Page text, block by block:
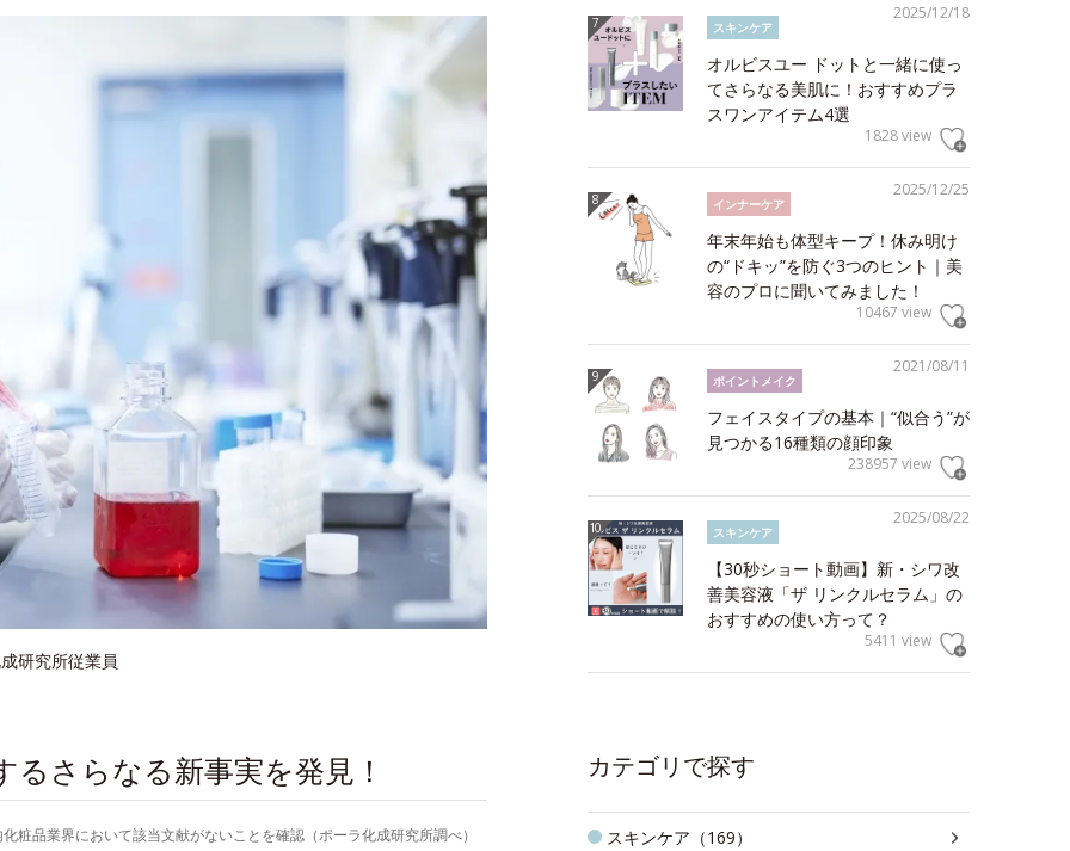
研究所従業員
さらなる新事実を発見！
品業界において該当文献がないことを確認（ポーラ化成研究所調べ）
2025/12/18
スキンケア
オルビスユー ドットと一緒に使っ
てさらなる美肌に！おすすめプラ
スワンアイテム4選
1828 view
2025/12/25
インナーケア
年末年始も体型キープ！休み明け
の“ドキッ”を防ぐ3つのヒント｜美
容のプロに聞いてみました！
10467 view
2021/08/11
ポイントメイク
フェイスタイプの基本｜“似合う”が
見つかる16種類の顔印象
238957 view
2025/08/22
スキンケア
【30秒ショート動画】新・シワ改
善美容液「ザ リンクルセラム」の
おすすめの使い方って？
5411 view
カテゴリで探す
スキンケア（169）